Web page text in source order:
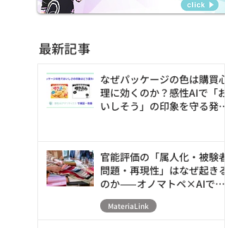
最新記事
なぜパッケージの色は購買心
理に効くのか？感性AIで「お
いしそう」の印象を守る発売
官能評価の「属人化・被験者
問題・再現性」はなぜ起きる
のか——オノマトペ×AIで素
材の触感を数値化・シミュレ
ーションする新アプローチ
MateriaLink